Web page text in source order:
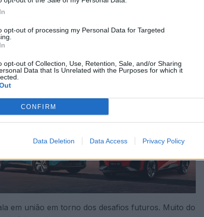
opt-out of processing my Personal Data for Targeted
opt-out of Collection, Use, Retention, Sale, and/or Sharing
Data that Is Unrelated with the Purposes for which it
CONFIRM
Data Deletion Data Access Privacy Policy
do partido, atuais e ex-autarcas,
“Juntos por Famalicão” escolheu, na terça-feira,
da lista candidata precisamente pelo
moção apresentada neste espaço, por ser um
as freguesias», frisou.
em união em torno dos desafios futuros. Muito do